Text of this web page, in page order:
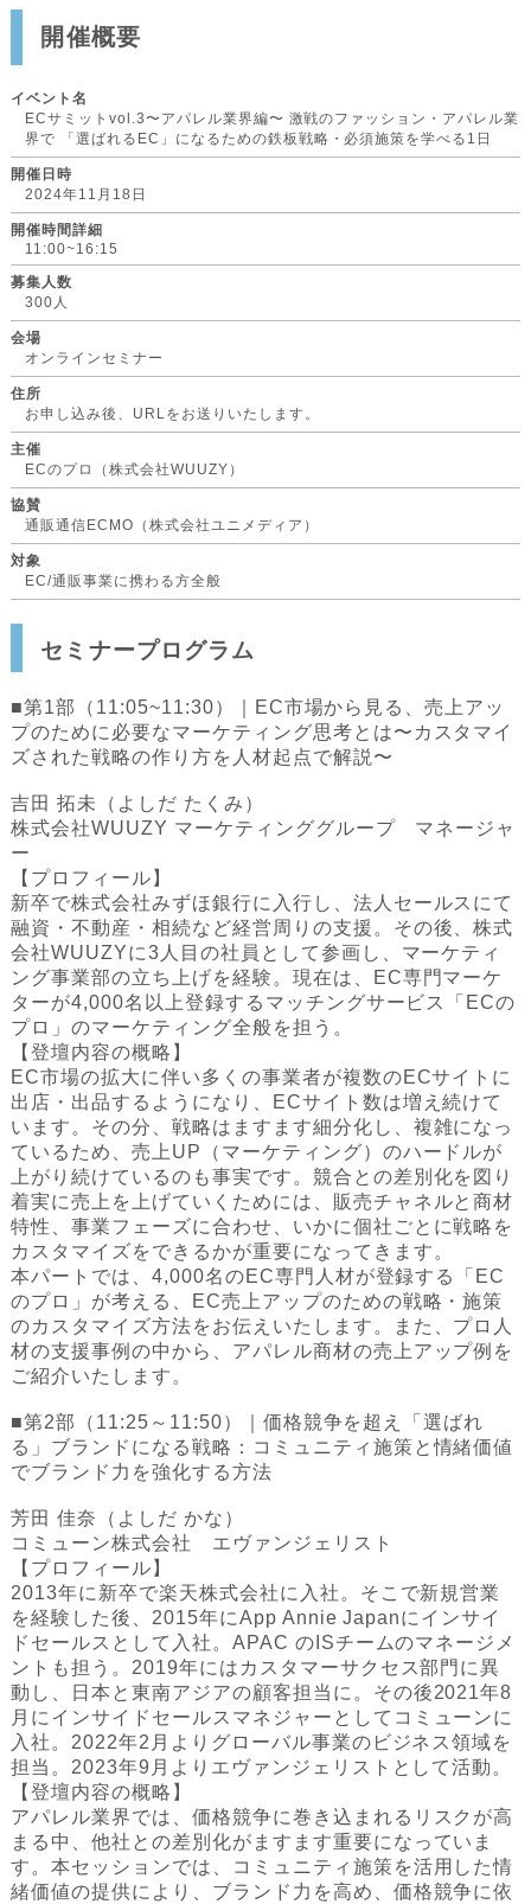
開催概要
イベント名
ECサミットvol.3〜アパレル業界編〜 激戦のファッション・アパレル業
界で 「選ばれるEC」になるための鉄板戦略・必須施策を学べる1日
開催日時
2024年11月18日
開催時間詳細
11:00~16:15
募集人数
300人
会場
オンラインセミナー
住所
お申し込み後、URLをお送りいたします。
主催
ECのプロ（株式会社WUUZY）
協賛
通販通信ECMO（株式会社ユニメディア）
対象
EC/通販事業に携わる方全般
セミナープログラム
■第1部（11:05~11:30）｜EC市場から見る、売上アッ
プのために必要なマーケティング思考とは〜カスタマイ
ズされた戦略の作り方を人材起点で解説〜
吉田 拓未（よしだ たくみ）
株式会社WUUZY マーケティンググループ マネージャ
ー
‍【プロフィール】
新卒で株式会社みずほ銀行に入行し、法人セールスにて
融資・不動産・相続など経営周りの支援。その後、株式
会社WUUZYに3人目の社員として参画し、マーケティ
ング事業部の立ち上げを経験。現在は、EC専門マーケ
ターが4,000名以上登録するマッチングサービス「ECの
プロ」のマーケティング全般を担う。
【登壇内容の概略】‍
EC市場の拡大に伴い多くの事業者が複数のECサイトに
出店・出品するようになり、ECサイト数は増え続けて
います。その分、戦略はますます細分化し、複雑になっ
ているため、売上UP（マーケティング）のハードルが
上がり続けているのも事実です。競合との差別化を図り
着実に売上を上げていくためには、販売チャネルと商材
特性、事業フェーズに合わせ、いかに個社ごとに戦略を
カスタマイズをできるかが重要になってきます。
本パートでは、4,000名のEC専門人材が登録する「EC
のプロ」が考える、EC売上アップのための戦略・施策
のカスタマイズ方法をお伝えいたします。また、プロ人
材の支援事例の中から、アパレル商材の売上アップ例を
ご紹介いたします。‍
‍■第2部（11:25～11:50）｜価格競争を超え「選ばれ
る」ブランドになる戦略：コミュニティ施策と情緒価値
でブランド力を強化する方法
芳田 佳奈（よしだ かな）
コミューン株式会社 エヴァンジェリスト
【プロフィール】
2013年に新卒で楽天株式会社に入社。そこで新規営業
を経験した後、2015年にApp Annie Japanにインサイ
ドセールスとして入社。APAC のISチームのマネージメ
ントも担う。2019年にはカスタマーサクセス部門に異
動し、日本と東南アジアの顧客担当に。その後2021年8
月にインサイドセールスマネジャーとしてコミューンに
入社。2022年2月よりグローバル事業のビジネス領域を
担当。2023年9月よりエヴァンジェリストとして活動。
‍【登壇内容の概略】
アパレル業界では、価格競争に巻き込まれるリスクが高
まる中、他社との差別化がますます重要になっていま
す。本セッションでは、コミュニティ施策を活用した情
緒価値の提供により、ブランド力を高め、価格競争に依